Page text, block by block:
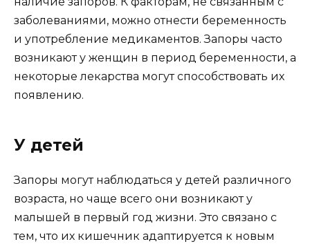
заболеваниями, можно отнести беременность
и употребление медикаментов. Запоры часто
возникают у женщин в период беременности, а
некоторые лекарства могут способствовать их
появлению.
У детей
Запоры могут наблюдаться у детей различного
возраста, но чаще всего они возникают у
малышей в первый год жизни. Это связано с
тем, что их кишечник адаптируется к новым